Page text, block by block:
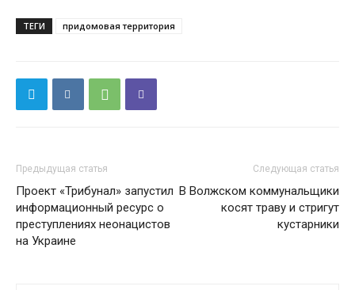
ТЕГИ придомовая территория
Предыдущая статья
Проект «Трибунал» запустил
информационный ресурс о
преступлениях неонацистов
на Украине
Следующая статья
В Волжском коммунальщики
косят траву и стригут
кустарники